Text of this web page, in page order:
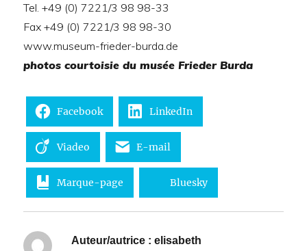
Tel. +49 (0) 7221/3 98 98-33
Fax +49 (0) 7221/3 98 98-30
www.museum-frieder-burda.de
photos courtoisie du musée Frieder Burda
Facebook LinkedIn
Viadeo E-mail
Marque-page Bluesky
Auteur/autrice : elisabeth